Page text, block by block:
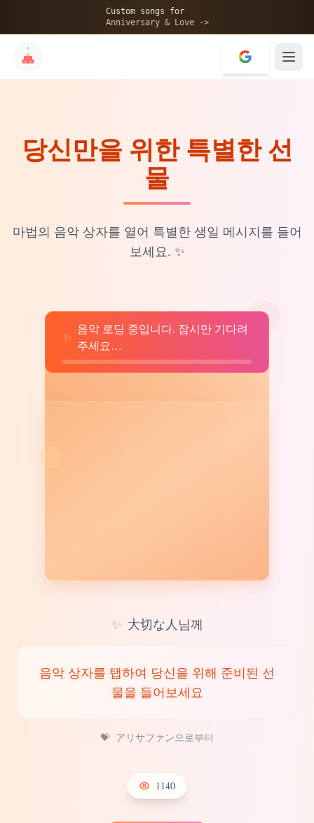
Custom songs for
Anniversary & Love ->
✨
당신만을 위한 특별한 선
물
마법의 음악 상자를 열어 특별한 생일 메시지를 들어
보세요. ✨
♫
✨
음악 로딩 중입니다. 잠시만 기다려
주세요…
✨ 大切な人님께
음악 상자를 탭하여 당신을 위해 준비된 선
물을 들어보세요
💝 アリサファン으로부터
1140